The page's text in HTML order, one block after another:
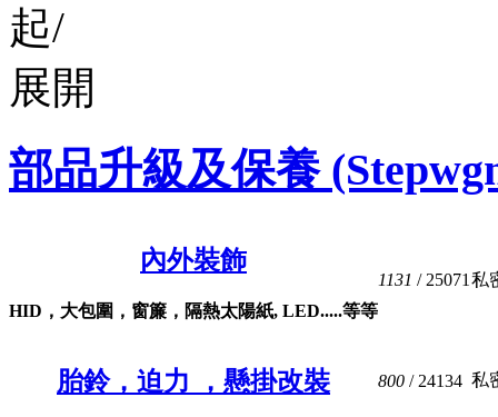
部品升級及保養
內外裝飾
HID，大包圍，窗簾，隔熱太陽紙, LED.....等等
1131 / 25071 私
胎鈴，迫力 ，懸掛改裝 800 / 24134 私